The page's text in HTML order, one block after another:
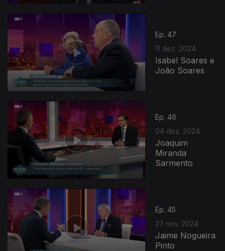
Ep. 47
11 dez. 2024
Isabel Soares e
João Soares
Ep. 46
04 dez. 2024
Joaquim
Miranda
Sarmento
Ep. 45
27 nov. 2024
Jaime Nogueira
Pinto